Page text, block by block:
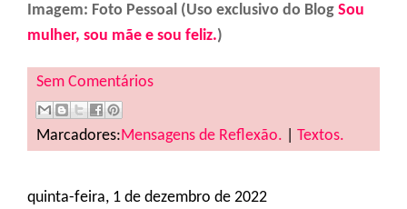
Imagem: Foto Pessoal (Uso exclusivo do Blog Sou
mulher, sou mãe e sou feliz.)
Sem Comentários
Marcadores:Mensagens de Reflexão. Textos.
quinta-feira, 1 de dezembro de 2022